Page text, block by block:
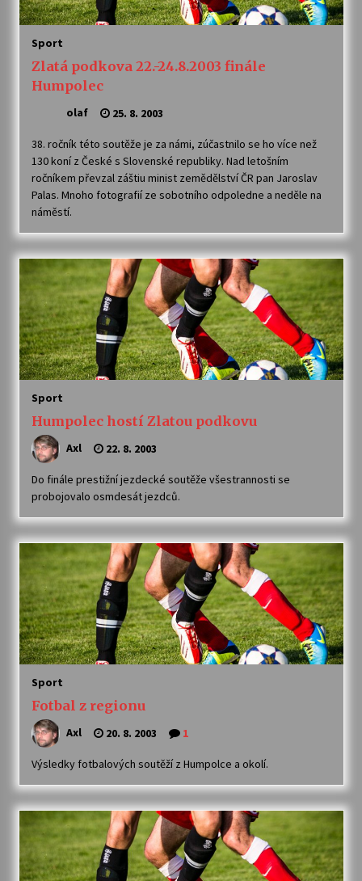
Sport
Zlatá podkova 22.-24.8.2003 finále
Humpolec
olaf 25. 8. 2003
38. ročník této soutěže je za námi, zúčastnilo se ho více než
130 koní z České s Slovenské republiky. Nad letošním
ročníkem převzal záštiu minist zemědělství ČR pan Jaroslav
Palas. Mnoho fotografií ze sobotního odpoledne a neděle na
náměstí.
Sport
Humpolec hostí Zlatou podkovu
Axl 22. 8. 2003
Do finále prestižní jezdecké soutěže všestrannosti se
probojovalo osmdesát jezdců.
Sport
Fotbal z regionu
Axl 20. 8. 2003 1
Výsledky fotbalových soutěží z Humpolce a okolí.